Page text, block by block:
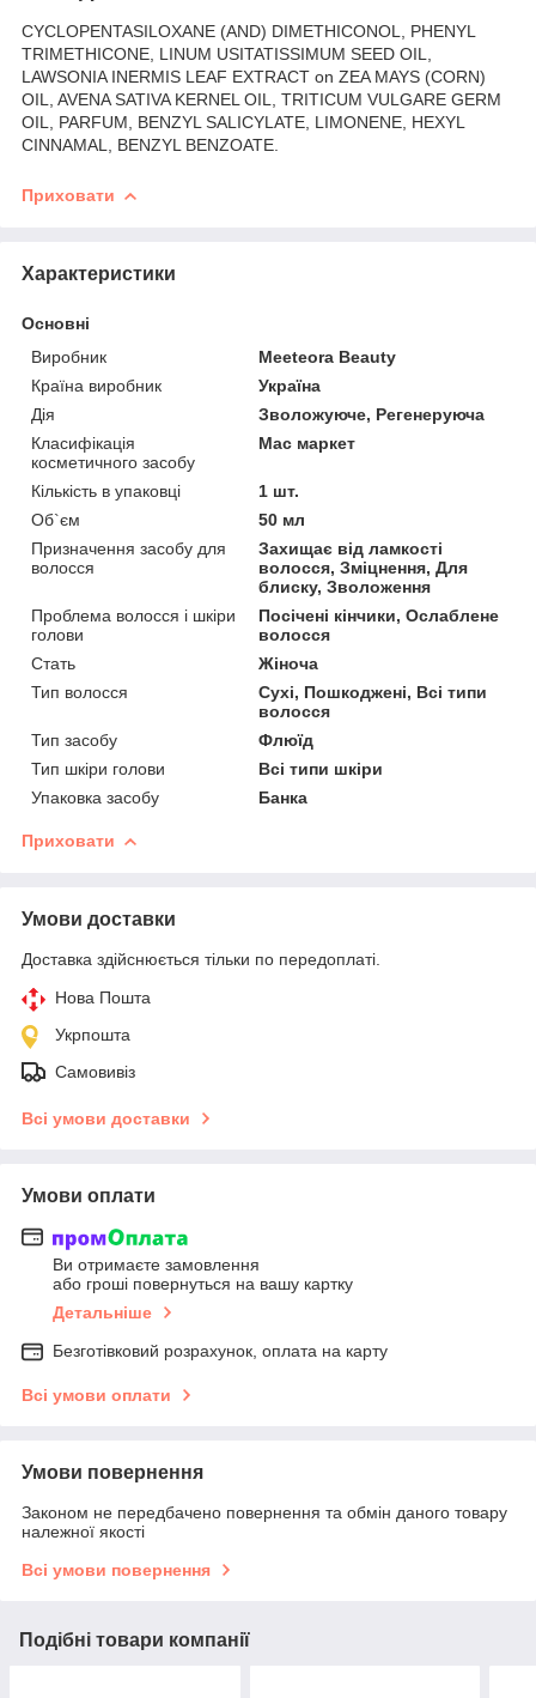
CYCLOPENTASILOXANE (AND) DIMETHICONOL, PHENYL
TRIMETHICONE, LINUM USITATISSIMUM SEED OIL,
LAWSONIA INERMIS LEAF EXTRACT on ZEA MAYS (CORN)
OIL, AVENA SATIVA KERNEL OIL, TRITICUM VULGARE GERM
OIL, PARFUM, BENZYL SALICYLATE, LIMONENE, HEXYL
CINNAMAL, BENZYL BENZOATE.
Приховати
Характеристики
Основні
Виробник
Meeteora Beauty
Країна виробник
Україна
Дія
Зволожуюче, Регенеруюча
Класифікація
косметичного засобу
Мас маркет
Кількість в упаковці
1 шт.
Об`єм
50 мл
Призначення засобу для
волосся
Захищає від ламкості
волосся, Зміцнення, Для
блиску, Зволоження
Проблема волосся і шкіри
голови
Посічені кінчики, Ослаблене
волосся
Стать
Жіноча
Тип волосся
Сухі, Пошкоджені, Всі типи
волосся
Тип засобу
Флюїд
Тип шкіри голови
Всі типи шкіри
Упаковка засобу
Банка
Приховати
Умови доставки
Доставка здійснюється тільки по передоплаті.
Нова Пошта
Укрпошта
Самовивіз
Всі умови доставки
Умови оплати
Ви отримаєте замовлення
або гроші повернуться на вашу картку
Детальніше
Безготівковий розрахунок, оплата на карту
Всі умови оплати
Умови повернення
Законом не передбачено повернення та обмін даного товару
належної якості
Всі умови повернення
Подібні товари компанії